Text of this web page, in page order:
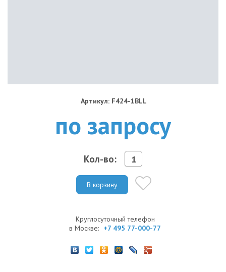
Артикул: F424-1BLL
по запросу
Кол-во:
В корзину
Круглосуточный телефон
в Москве: +7 495 77-000-77